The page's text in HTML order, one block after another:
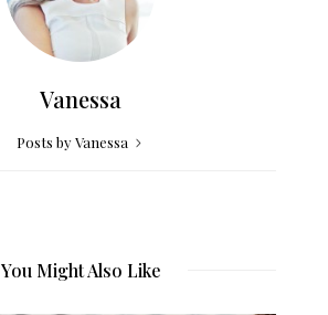
Vanessa
Posts by Vanessa
You Might Also Like